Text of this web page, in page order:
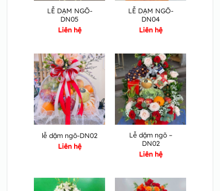
LỄ DẠM NGÕ-
DN05
Liên hệ
LỄ DẠM NGÕ-
DN04
Liên hệ
lễ dặm ngõ-DN02
Liên hệ
Lễ dặm ngõ –
DN02
Liên hệ